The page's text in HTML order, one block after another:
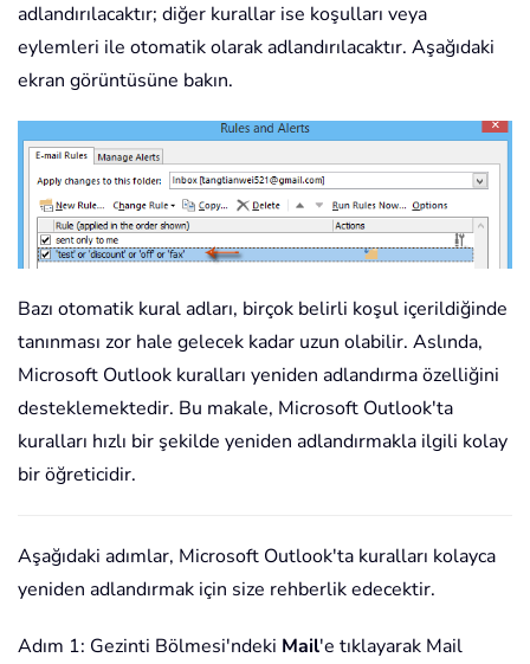
adlandırılacaktır; diğer kurallar ise koşulları veya
eylemleri ile otomatik olarak adlandırılacaktır. Aşağıdaki
ekran görüntüsüne bakın.
Bazı otomatik kural adları, birçok belirli koşul içerildiğinde
tanınması zor hale gelecek kadar uzun olabilir. Aslında,
Microsoft Outlook kuralları yeniden adlandırma özelliğini
desteklemektedir. Bu makale, Microsoft Outlook'ta
kuralları hızlı bir şekilde yeniden adlandırmakla ilgili kolay
bir öğreticidir.
Aşağıdaki adımlar, Microsoft Outlook'ta kuralları kolayca
yeniden adlandırmak için size rehberlik edecektir.
Adım 1: Gezinti Bölmesi'ndeki Mail'e tıklayarak Mail